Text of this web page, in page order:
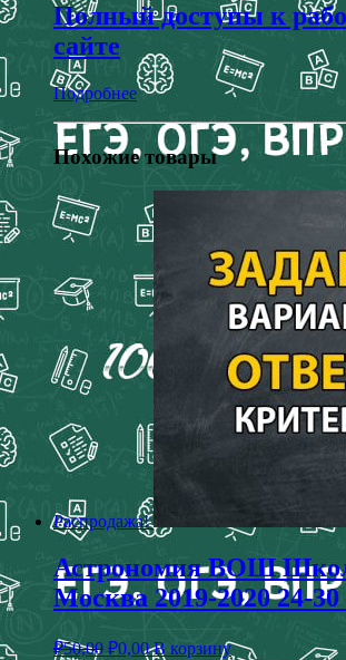
Полный доступы к
сайте
Подробнее
Похожие товары
Распродажа!
Астрономия ВОШ
Москва 2019-2020 24-30
₽50,00 ₽0,00 В корзину